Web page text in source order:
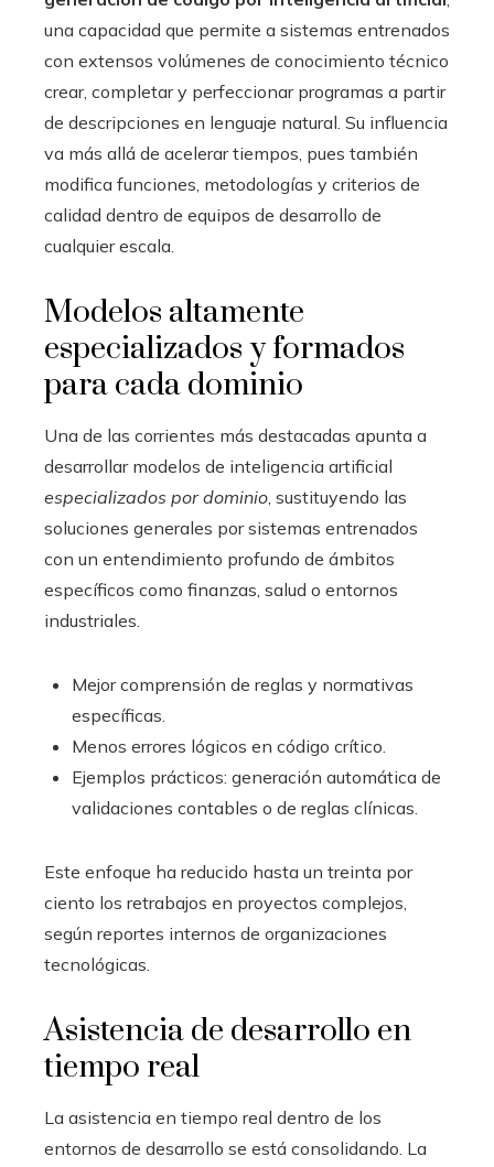
una capacidad que permite a sistemas entrenados
con extensos volúmenes de conocimiento técnico
crear, completar y perfeccionar programas a partir
de descripciones en lenguaje natural. Su influencia
va más allá de acelerar tiempos, pues también
modifica funciones, metodologías y criterios de
calidad dentro de equipos de desarrollo de
cualquier escala.
Modelos altamente
especializados y formados
para cada dominio
Una de las corrientes más destacadas apunta a
desarrollar modelos de inteligencia artificial
especializados por dominio, sustituyendo las
soluciones generales por sistemas entrenados
con un entendimiento profundo de ámbitos
específicos como finanzas, salud o entornos
industriales.
Mejor comprensión de reglas y normativas
específicas.
Menos errores lógicos en código crítico.
Ejemplos prácticos: generación automática de
validaciones contables o de reglas clínicas.
Este enfoque ha reducido hasta un treinta por
ciento los retrabajos en proyectos complejos,
según reportes internos de organizaciones
tecnológicas.
Asistencia de desarrollo en
tiempo real
La asistencia en tiempo real dentro de los
entornos de desarrollo se está consolidando. La